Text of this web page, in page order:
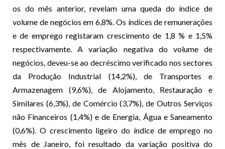
os do mês anterior, revelam uma queda do índice de
volume de negócios em 6,8%. Os índices de remunerações
e de emprego registaram crescimento de 1,8 % e 1,5%
respectivamente. A variação negativa do volume de
negócios, deveu-se ao decréscimo verificado nos sectores
da Produção Industrial (14,2%), de Transportes e
Armazenagem (9,6%), de Alojamento, Restauração e
Similares (6,3%), de Comércio (3,7%), de Outros Serviços
não Financeiros (1,4%) e de Energia, Água e Saneamento
(0,6%). O crescimento ligeiro do índice de emprego no
mês de Janeiro, foi resultado da variação positiva do